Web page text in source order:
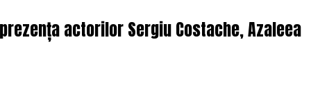
actorilor Sergiu Costache, Azaleea